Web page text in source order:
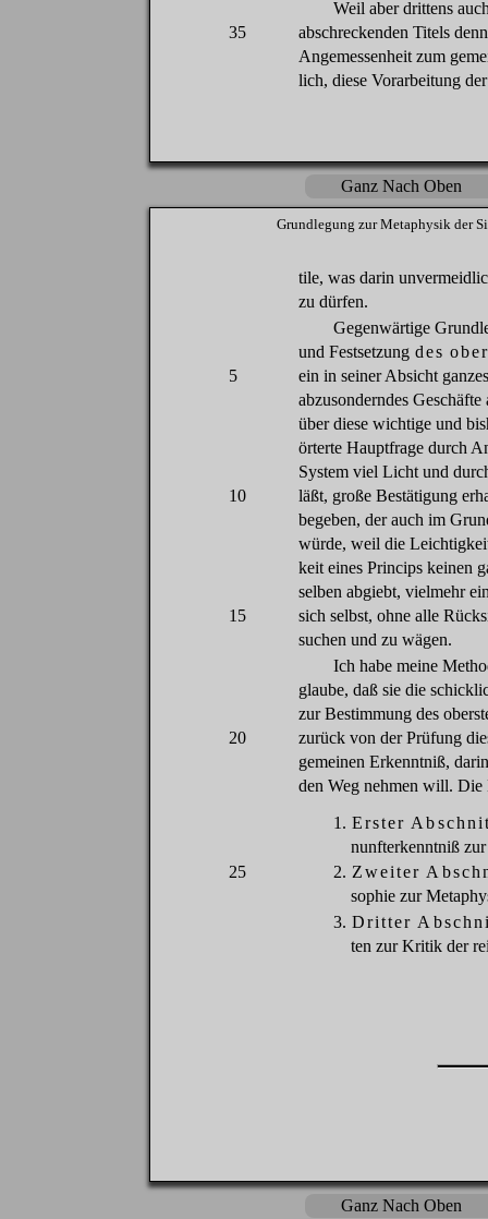
Weil aber drittens
35
abschreckenden Titels
Angemessenheit zum
lich, diese Vorarbeitung der
Ganz Nach Oben
Grundlegung zurMetaphysik der
tile, was darin
zu dürfen.
Gegenwärtige
und Festsetzung des
5
ein in seiner Absicht ganzes
abzusonderndes Geschäfte
über diese wichtige und
örterte Hauptfrage durch
System viel Licht und
10
läßt, große Bestätigung
begeben, der auch im
würde, weil die
keit eines Princips keinen
selben abgiebt, vielmehr
15
sich selbst, ohne alle
suchen und zu wägen.
Ich habe meine
glaube, daß sie die
zur Bestimmung des
20
zurück von derPrüfung
gemeinen Erkenntniß, darin
den Weg nehmen will. Die
1. Erster
nunfterkenntniß zur
25
2. Zweiter
sophie zur
3. Dritter
ten zurKritik der
Ganz Nach Oben